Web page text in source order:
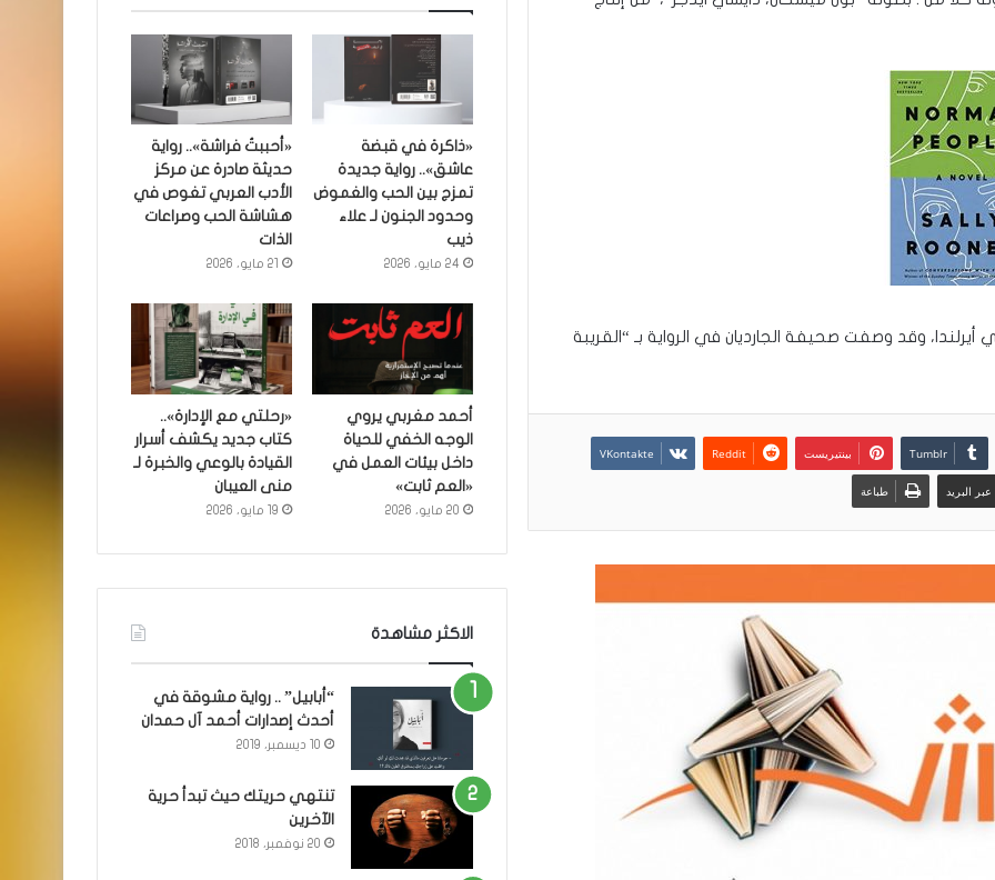
وقد وصفت صحيفة الجارديان في الرواية بـ “القريبة
بينتيريست
البريد طباعة
«ذاكرة في قبضة
عاشق».. رواية جديدة
تمزج بين الحب والغموض
وحدود الجنون لـ علاء
ذيب
24 مايو، 2026
«أحببتُ فراشة».. رواية
حديثة صادرة عن مركز
الأدب العربي تغوص في
هشاشة الحب وصراعات
الذات
21 مايو، 2026
أحمد مغربي يروي
الوجه الخفي للحياة
داخل بيئات العمل في
«العم ثابت»
20 مايو، 2026
«رحلتي مع الإدارة»..
كتاب جديد يكشف أسرار
القيادة بالوعي والخبرة لـ
منى العيبان
19 مايو، 2026
الاكثر مشاهدة
“أبابيل” .. رواية مشوقة في
أحدث إصدارات أحمد آل حمدان
10 ديسمبر، 2019
تنتهي حريتك حيث تبدأ حرية
الآخرين
20 نوفمبر، 2018